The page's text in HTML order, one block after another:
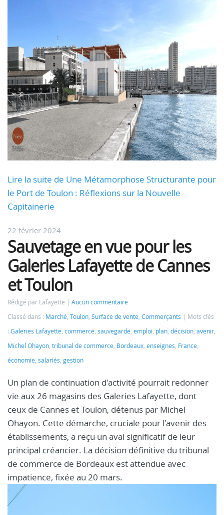
Lire la suite de Une Métamorphose Structurante pour
le Port de Toulon : Réflexions sur la Nouvelle
Capitainerie
22 février 2024
Sauvetage en vue pour les
Galeries Lafayette de Cannes
et Toulon
Rédigé par Lafayette
Aucun commentaire
Classé dans : Marché, Toulon, Surface de vente, Commerçants
Mots clés
: Galeries Lafayette, commerce, sauvegarde, emploi, plan, décision, avenir,
Michel Ohayon, tribunal de commerce, Bordeaux, enseignes, France,
économie, salariés, gestion
Un plan de continuation d'activité pourrait redonner
vie aux 26 magasins des Galeries Lafayette, dont
ceux de Cannes et Toulon, détenus par Michel
Ohayon. Cette démarche, cruciale pour l'avenir des
établissements, a reçu un aval significatif de leur
principal créancier. La décision définitive du tribunal
de commerce de Bordeaux est attendue avec
impatience, fixée au 20 mars.